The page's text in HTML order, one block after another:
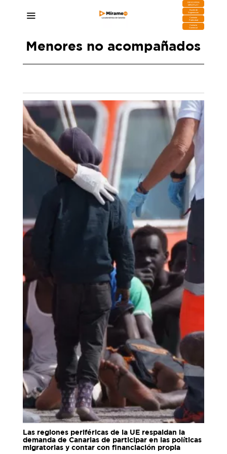
DESCARGA
MIRAPLAY
Buzón de
Sugerencias
Contratar
Publicidad
Contacto
Comercial
Menores no acompañados
Las regiones periféricas de la UE respaldan la
demanda de Canarias de participar en las políticas
migratorias y contar con financiación propia